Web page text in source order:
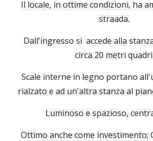
Il locale, in ottime condizioni, ha
straada.
Dall'ingresso si accede alla
circa 20 metri quadri.
Scale interne in legno portano
rialzato e ad un'altra stanza al
Luminoso e spazioso,
Ottimo anche come investimento;